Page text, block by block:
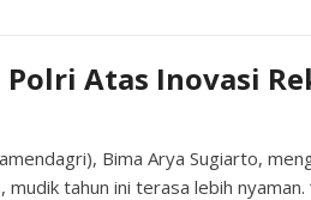
Atas Inovasi
Bima Arya Sugiarto,
tahun ini terasa lebih nyaman.